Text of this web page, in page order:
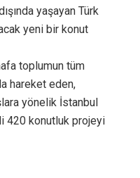
yaşayan Türk
yeni bir konut
toplumun tüm
hareket eden,
yönelik İstanbul
420 konutluk projeyi